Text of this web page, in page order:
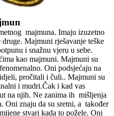
majmuna. Imaju izuzetno
Majmuni rješavanje teške
i snažnu vjeru u sebe.
kao majmuni. Majmuni su
Oni podsjećaju na
pročitali i čuli.. Majmuni su
i mudri.Čak i kad vas
na njih. Ne zanima ih mišljenja
Oni znaju da su sretni, a također
stvari kada to požele. Oni